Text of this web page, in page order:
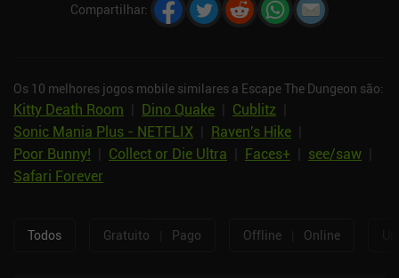
Compartilhar:
Os 10 melhores jogos mobile similares a Escape The Dungeon são:
Kitty Death Room Dino Quake Cublitz
Sonic Mania Plus - NETFLIX
Raven's Hike
Poor Bunny!
Collect or Die Ultra Faces+ see/saw
Safari Forever
Todos Gratuito Pago Offline Online